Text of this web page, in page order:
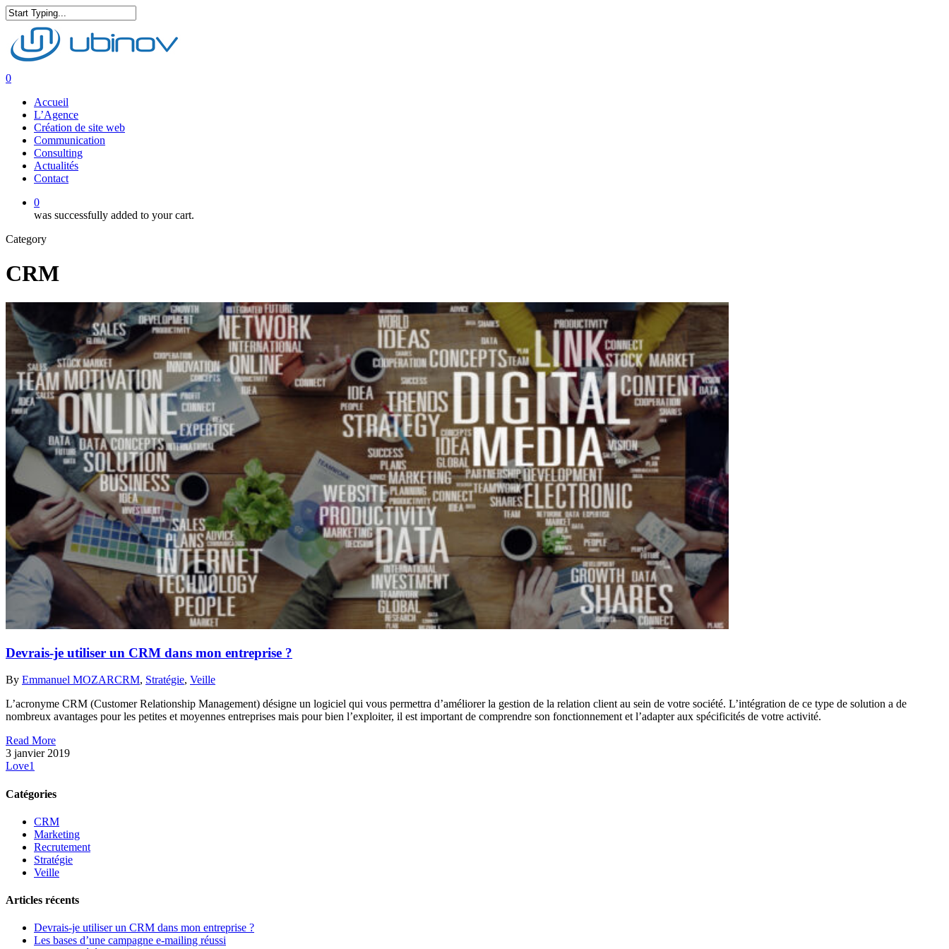
Skip
to
main
content
Search
0
Accueil
L’Agence
Création de site web
Communication
Consulting
Actualités
Contact
0
was successfully added to your cart.
Category
CRM
Devrais-je utiliser un CRM dans mon entreprise ?
By Emmanuel MOZARCRM, Stratégie, Veille
L’acronyme CRM (Customer Relationship Management) désigne un logiciel qui vous permettra d’améliorer la gestion de la relation client au sein de votre société. L’intégration de ce type de solution a de
nombreux avantages pour les petites et moyennes entreprises mais pour bien l’exploiter, il est important de comprendre son fonctionnement et l’adapter aux spécificités de votre activité.
Read More
3 janvier 2019
Love1
Catégories
CRM
Marketing
Recrutement
Stratégie
Veille
Articles récents
Devrais-je utiliser un CRM dans mon entreprise ?
Les bases d’une campagne e-mailing réussi